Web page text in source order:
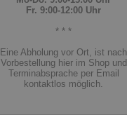
Fr. 9:00-12:00 Uhr
* * *
Eine Abholung vor Ort, ist nach
Vorbestellung hier im Shop und
Terminabsprache per Email
kontaktlos möglich.